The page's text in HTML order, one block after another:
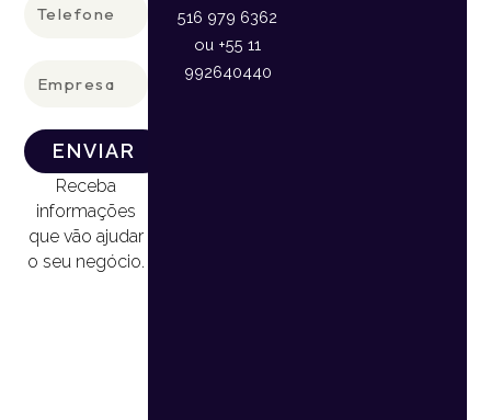
ENVIAR
Receba
informações
que vão ajudar
o seu negócio.
516 979 6362
ou +55 11
992640440